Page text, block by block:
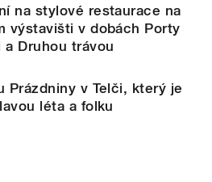
na stylové restaurace na
výstavišti v dobách Porty
a Druhou trávou
Prázdniny v Telči, který je
léta a folku